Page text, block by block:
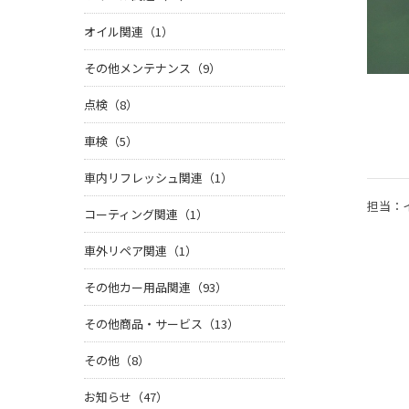
担当：
オイル関連（1）
その他メンテナンス（9）
点検（8）
車検（5）
車内リフレッシュ関連（1）
コーティング関連（1）
車外リペア関連（1）
その他カー用品関連（93）
その他商品・サービス（13）
その他（8）
お知らせ（47）